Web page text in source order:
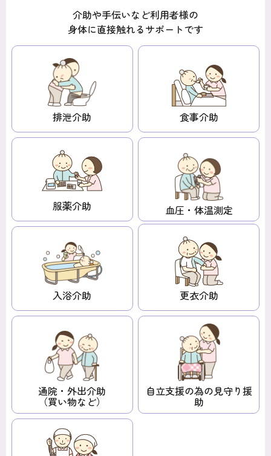
介助や手伝いなど利用者様の
身体に直接触れるサポートです
排泄介助 食事介助
服薬介助 血圧・体温測定
入浴介助 更衣介助
通院・外出介助
（買い物など）
自立支援の為の見守り援
助